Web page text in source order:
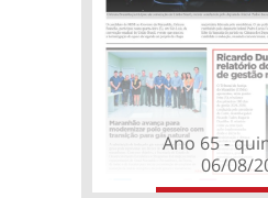
Ano 65 -
06/08/